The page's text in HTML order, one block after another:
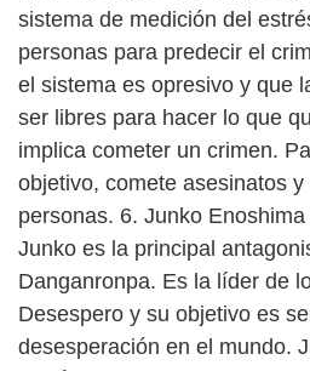
sistema de medición del
personas para predecir el
el sistema es opresivo y que
ser libres para hacer lo que
implica cometer un crimen.
objetivo, comete asesinatos
personas. 6. Junko
Junko es la principal
Danganronpa. Es la líder de
Desespero y su objetivo es
desesperación en el mundo.